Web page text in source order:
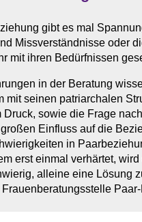
gibt es mal
Missverständnisse oder
mit ihren Bedürfnissen
in der Beratung
mit seinen patriarchalen
sowie die Frage
Einfluss auf die
in
erst einmal verhärtet, wird
alleine eine Lösung